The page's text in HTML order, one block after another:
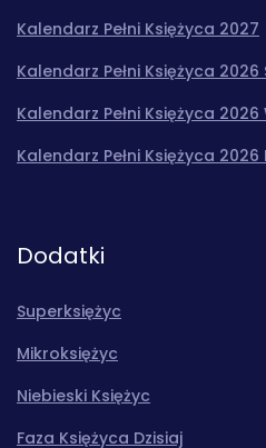
Kalendarz Pełni Księżyca 2027
Kalendarz Pełni Księżyca 2026
Kalendarz Pełni Księżyca 2026
Kalendarz Pełni Księżyca 2026
Dodatki
Superksiężyc
Mikroksiężyc
Niebieski Księżyc
Faza Księżyca Dzisiaj